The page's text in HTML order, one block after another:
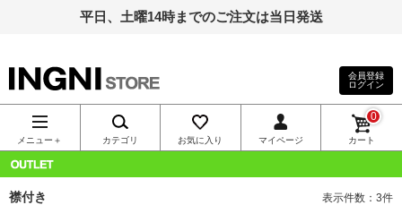
平日、土曜14時までのご注文は当日発送
INGNI（イン
グ）公式通
販｜INGNI
会員登録
ログイン
メニュー＋ カテゴリ お気に入り マイページ カート
0
襟付き 表示件数：3件